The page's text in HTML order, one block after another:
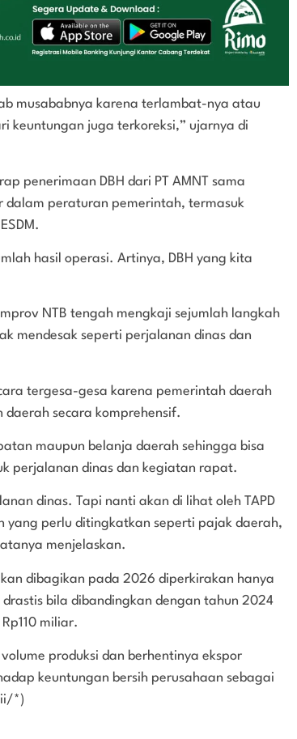
musababnya karena terlambat-nya atau
keuntungan juga terkoreksi,” ujarnya di
penerimaan DBH dari PT AMNT sama
dalam peraturan pemerintah, termasuk
hasil operasi. Artinya, DBH yang kita
NTB tengah mengkaji sejumlah langkah
mendesak seperti perjalanan dinas dan
tergesa-gesa karena pemerintah daerah
secara komprehensif.
maupun belanja daerah sehingga bisa
perjalanan dinas dan kegiatan rapat.
dinas. Tapi nanti akan di lihat oleh TAPD
yang perlu ditingkatkan seperti pajak daerah,
menjelaskan.
dibagikan pada 2026 diperkirakan hanya
bila dibandingkan dengan tahun 2024
miliar.
produksi dan berhentinya ekspor
keuntungan bersih perusahaan sebagai
*)